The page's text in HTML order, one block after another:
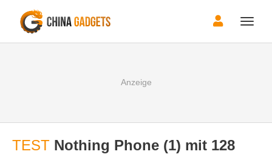
Toggle
TEST Nothing Phone (1) mit 128